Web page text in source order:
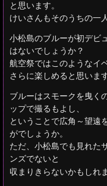
と思います。
けいさんもそのうちの一
小松島のブルーが初デビ
はないでしょうか？
航空祭ではこのようなイ
さらに楽しめると思いま
ブルーはスモークを曳く
ップで撮るもよし、
ということで広角～望遠
がでしょうか。
ただ、小松島でも見れた
ンズでないと
収まりきらないかもしれ